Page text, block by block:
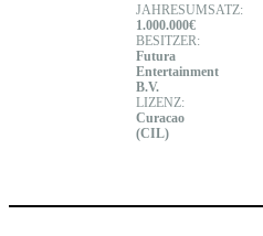
JAHRESUMSATZ:
1.000.000€
BESITZER:
Futura
Entertainment
B.V.
LIZENZ:
Curacao
(CIL)